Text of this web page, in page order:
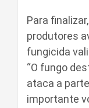
Para
produtores
fungicida
“O fungo
ataca a
importante